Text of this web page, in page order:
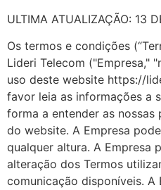
ULTIMA ATUALIZAÇÃO: 13
Os termos e condições
Lideri Telecom ("Empresa,"
uso deste website https://
favor leia as informações a
forma a entender as
do website. A Empresa
qualquer altura. A Empresa
alteração dos Termos
comunicação disponíveis. A